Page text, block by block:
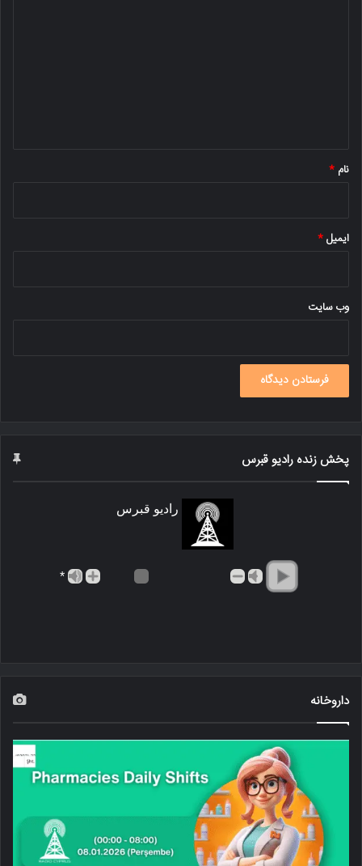
نام *
ایمیل*
وب‌ سایت
پخش زنده رادیو قبرس
رادیو قبرس
*
داروخانه